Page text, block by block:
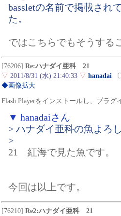
bassletの名前で掲載され
た。
ではこちらでもそうする
[76206] Re:ハナダイ亜科 21
▽ 2011/8/31 (水) 21:40:33 ▽ hanadai 〔
◆画像拡大
Flash Playerをインストールし、プラ
▼ hanadaiさん
> ハナダイ亜科の魚よろ
>
21 紅海で見た魚です。
今回は以上です。
[76210] Re2:ハナダイ亜科 21